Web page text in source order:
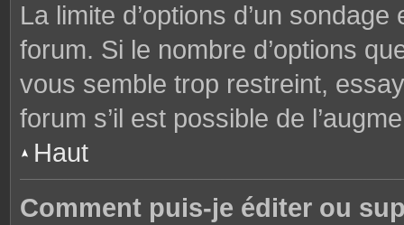
La limite d’options d’un
forum. Si le nombre d’options
vous semble trop restreint,
forum s’il est possible de
Haut
Comment puis-je éditer ou